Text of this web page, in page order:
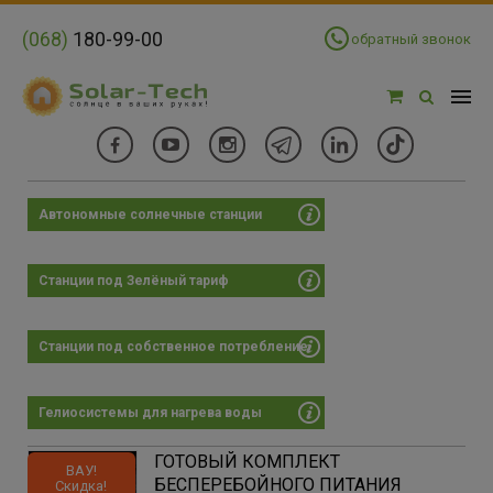
(068) 180-99-00 обратный звонок
Фильтры
Цена:
-
2821896 5572984 8324073
Автономные солнечные станции
Станции под Зелёный тариф
Станции под собственное потребление
Гелиосистемы для нагрева воды
ВАУ!
Скидка!
ГОТОВЫЙ КОМПЛЕКТ
БЕСПЕРЕБОЙНОГО ПИТАНИЯ